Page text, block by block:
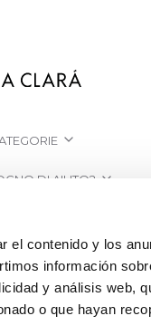
el contenido y los
información
y análisis web,
o que hayan
DI AIUTO?